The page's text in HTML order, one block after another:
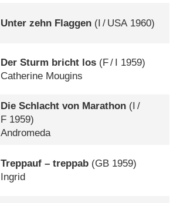
Unter zehn Flaggen (I / USA1960)
Der Sturm bricht los (F/ I 1959)
Catherine Mougins
Die Schlacht von Marathon ( /
F 1959)
Andromeda
Treppauf – treppab (GB 1959)
Ingrid